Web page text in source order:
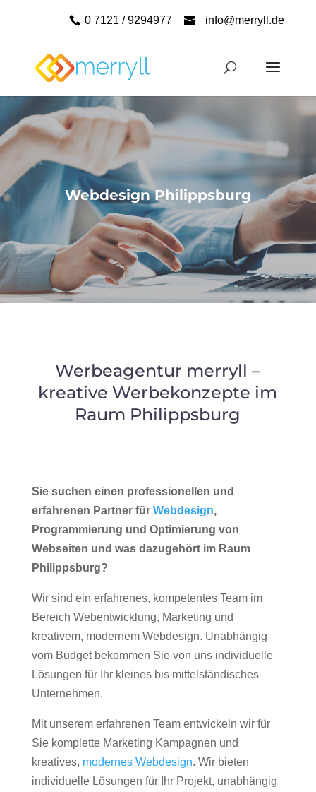
0 7121 / 9294977 info@merryll.de
Webdesign Philippsburg
Werbeagentur merryll –
kreative Werbekonzepte im
Raum Philippsburg
Sie suchen einen professionellen und
erfahrenen Partner für Webdesign,
Programmierung und Optimierung von
Webseiten und was dazugehört im Raum
Philippsburg?
Wir sind ein erfahrenes, kompetentes Team im
Bereich Webentwicklung, Marketing und
kreativem, modernem Webdesign. Unabhängig
vom Budget bekommen Sie von uns individuelle
Lösungen für Ihr kleines bis mittelständisches
Unternehmen.
Mit unserem erfahrenen Team entwickeln wir für
Sie komplette Marketing Kampagnen und
kreatives, modernes Webdesign. Wir bieten
individuelle Lösungen für Ihr Projekt, unabhängig